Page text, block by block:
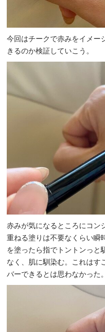
今回はチークで赤みをイメー
きるのか検証していこう。
赤みが気になるところにコン
重ねる塗りは不要なくらい瞬
を塗ったら指でトントンっと
なく、肌に馴染む。これはす
バーできるとは思わなかった。